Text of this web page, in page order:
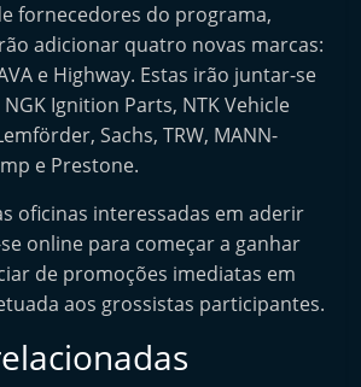
P
o
r
t
g
a
l
fornecedores do programa,
adicionar quatro novas marcas:
e Highway. Estas irão juntar-se
NGK Ignition Parts, NTK Vehicle
Sachs, TRW, MANN-
e Prestone.
oficinas interessadas em aderir
online para começar a ganhar
de promoções imediatas em
aos grossistas participantes.